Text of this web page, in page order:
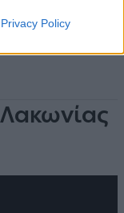
Privacy Policy